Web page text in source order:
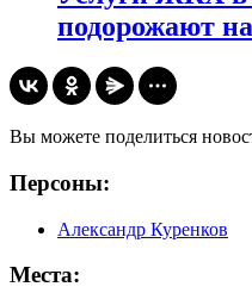
подорожают
Вы можете поделиться
Персоны:
Александр Куренков
Места: